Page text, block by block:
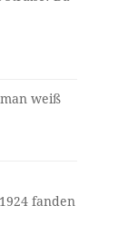
weiß
fanden